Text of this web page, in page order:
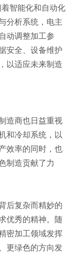
智能化和自动化
分析系统，电主
动调整加工参
安全、设备维护
以适应未来制造
造商也日益重视
和冷却系统，以
效率的同时，也
制造贡献了力
后复杂而精妙的
优秀的精神。随
密加工领域发挥
更绿色的方向发